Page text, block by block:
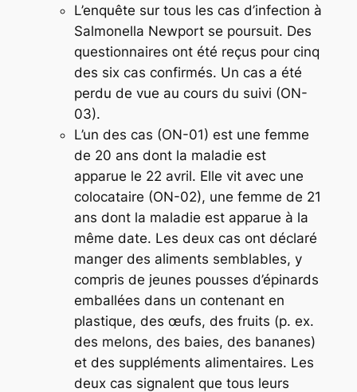
L’enquête sur tous les cas d’infection à
Salmonella Newport se poursuit. Des
questionnaires ont été reçus pour cinq
des six cas confirmés. Un cas a été
perdu de vue au cours du suivi (ON-
03).
L’un des cas (ON-01) est une femme
de 20 ans dont la maladie est
apparue le 22 avril. Elle vit avec une
colocataire (ON-02), une femme de 21
ans dont la maladie est apparue à la
même date. Les deux cas ont déclaré
manger des aliments semblables, y
compris de jeunes pousses d’épinards
emballées dans un contenant en
plastique, des œufs, des fruits (p. ex.
des melons, des baies, des bananes)
et des suppléments alimentaires. Les
deux cas signalent que tous leurs